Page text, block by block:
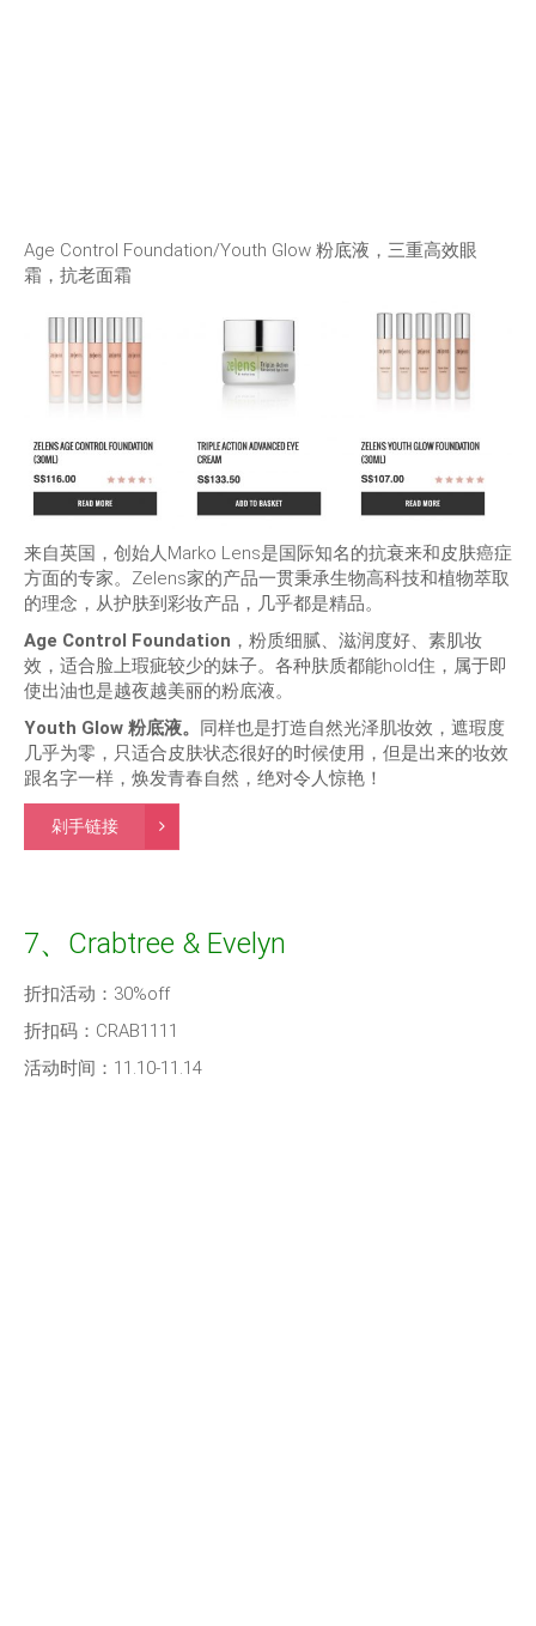
Age Control Foundation/Youth Glow 粉底液，三重高效眼
霜，抗老面霜
来自英国，创始人Marko Lens是国际知名的抗衰来和皮肤癌症
方面的专家。Zelens家的产品一贯秉承生物高科技和植物萃取
的理念，从护肤到彩妆产品，几乎都是精品。
Age Control Foundation ，粉质细腻、滋润度好、素肌妆
效，适合脸上瑕疵较少的妹子。各种肤质都能hold住，属于即
使出油也是越夜越美丽的粉底液。
Youth Glow 粉底液。
同样也是打造自然光泽肌妆效，遮瑕度
几乎为零，只适合皮肤状态很好的时候使用，但是出来的妆效
跟名字一样，焕发青春自然，绝对令人惊艳！
剁手链接
7、Crabtree & Evelyn
折扣活动：30%off
折扣码：CRAB1111
活动时间：11.10-11.14